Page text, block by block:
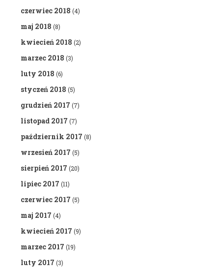
czerwiec 2018 (4)
maj 2018 (8)
kwiecień 2018 (2)
marzec 2018 (3)
luty 2018 (6)
styczeń 2018 (5)
grudzień 2017 (7)
listopad 2017 (7)
październik 2017 (8)
wrzesień 2017 (5)
sierpień 2017 (20)
lipiec 2017 (11)
czerwiec 2017 (5)
maj 2017 (4)
kwiecień 2017 (9)
marzec 2017 (19)
luty 2017 (3)